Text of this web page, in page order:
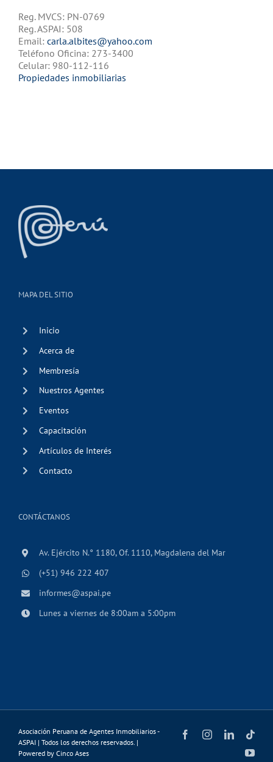
Reg. MVCS: PN-0769
Reg. ASPAI: 508
Email: carla.albites@yahoo.com
Teléfono Oficina: 273-3400
Celular: 980-112-116
Propiedades inmobiliarias
MAPA DEL SITIO
Inicio
Acerca de
Membresía
Nuestros Agentes
Eventos
Capacitación
Artículos de Interés
Contacto
CONTÁCTANOS
Av. Ejército N.° 1180, Of. 1110, Magdalena del Mar
(+51) 946 222 407
informes@aspai.pe
Lunes a viernes de 8:00am a 5:00pm
Asociación Peruana de Agentes Inmobiliarios -
ASPAI | Todos los derechos reservados. |
Powered by Cinco Ases
FacebookInstagramLinkedIn